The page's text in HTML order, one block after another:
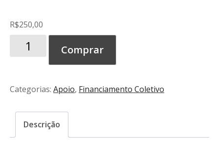
R$250,00
Filmagem:
Lente
mm
Comprar
Categorias: Apoio, Financiamento Coletivo
Descrição